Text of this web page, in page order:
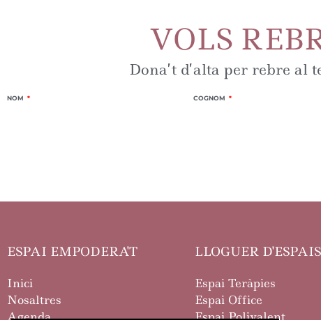
VOLS
Dona’t d’alta per rebre al
NOM COGNOM
ESPAI EMPODERA'T
Inici
Nosaltres
Agenda
LLOGUER D'ESPAIS
Espai Teràpies
Espai Office
Espai Polivalent